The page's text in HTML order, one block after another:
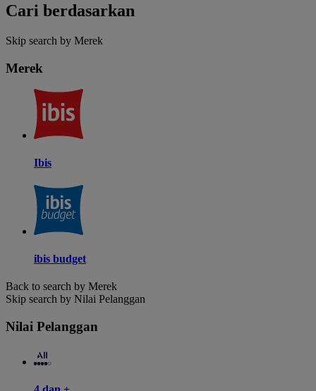
Cari berdasarkan
Skip search by Merek
Merek
Ibis
ibis budget
Back to search by Merek
Skip search by Nilai Pelanggan
Nilai Pelanggan